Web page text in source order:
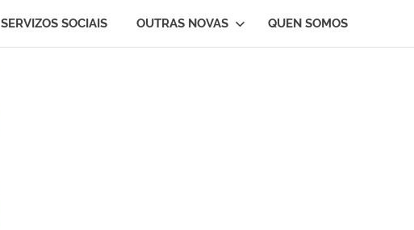
SERVIZOS SOCIAIS OUTRAS NOVAS QUEN SOMOS